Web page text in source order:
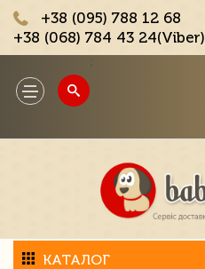
+38 (095) 788 12 68
+38 (068) 784 43 24(Viber)
Toggle
navigation
КАТАЛОГ